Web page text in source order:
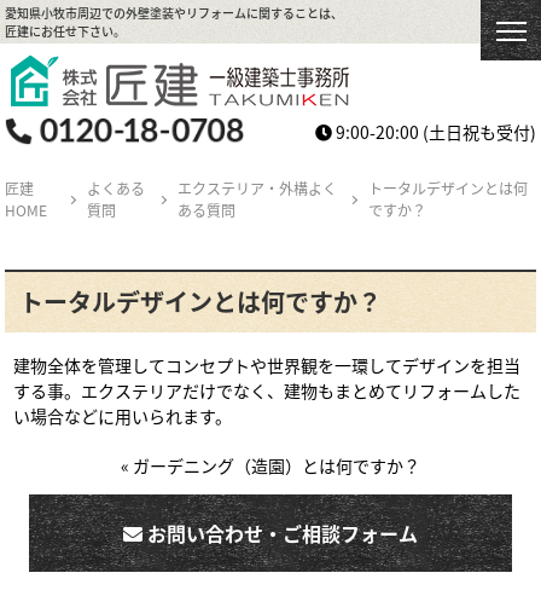
愛知県小牧市周辺での外壁塗装やリフォームに関することは、
匠建にお任せ下さい。
9:00-20:00 (土日祝も受付)
匠建
HOME
よくある
質問
エクステリア・外構よく
ある質問
トータルデザインとは何
ですか？
トータルデザインとは何ですか？
建物全体を管理してコンセプトや世界観を一環してデザインを担当
する事。エクステリアだけでなく、建物もまとめてリフォームした
い場合などに用いられます。
« ガーデニング（造園）とは何ですか？
お問い合わせ・ご相談フォーム